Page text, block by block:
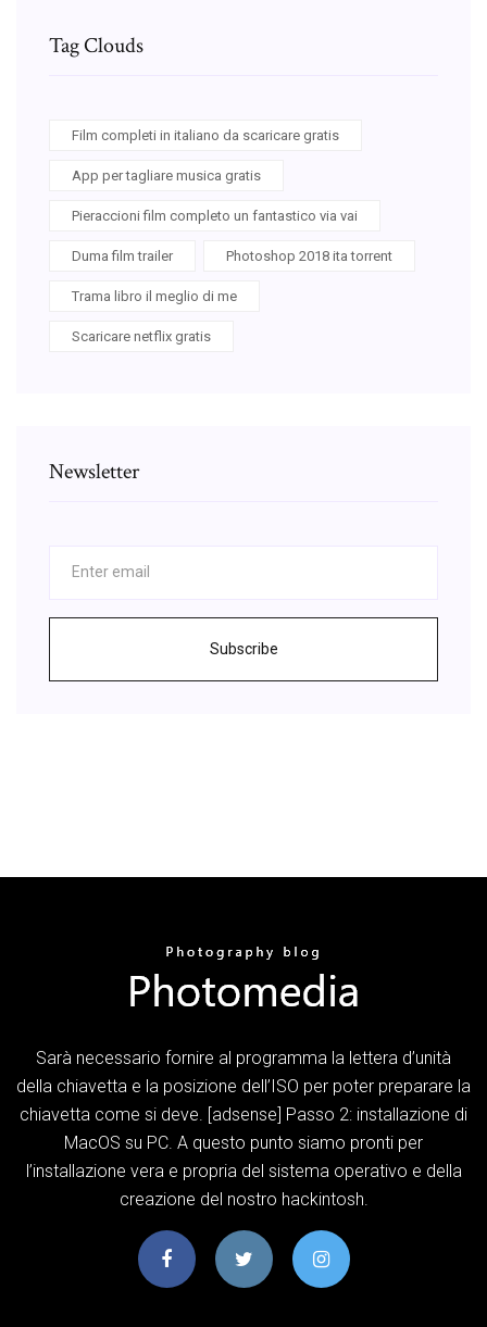
Tag Clouds
Film completi in italiano da scaricare gratis
App per tagliare musica gratis
Pieraccioni film completo un fantastico via vai
Duma film trailer Photoshop 2018 ita torrent
Trama libro il meglio di me
Scaricare netflix gratis
Newsletter
Subscribe
Sarà necessario fornire al programma la lettera d’unità
della chiavetta e la posizione dell’ISO per poter preparare la
chiavetta come si deve. [adsense] Passo 2: installazione di
MacOS su PC. A questo punto siamo pronti per
l’installazione vera e propria del sistema operativo e della
creazione del nostro hackintosh.